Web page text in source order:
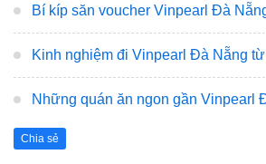
Bí kíp săn voucher Vinpearl Đà
Kinh nghiệm đi Vinpearl Đà Nẵng từ
Những quán ăn ngon gần Vinpearl
Chia sẻ